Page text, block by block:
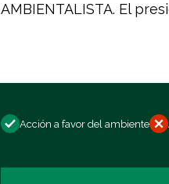
AMBIENTALISTA. El
Acción a favor del ambiente